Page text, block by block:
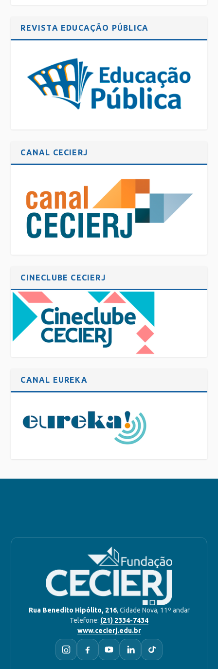
REVISTA EDUCAÇÃO PÚBLICA
CANAL CECIERJ
CINECLUBE CECIERJ
CANAL EUREKA
Rua Benedito Hipólito, 216, Cidade Nova, 11º andar
Telefone: (21) 2334-7434
www.cecierj.edu.br